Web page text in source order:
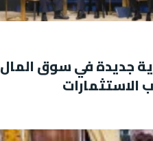
جديدة في سوق المال
الاستثمارات